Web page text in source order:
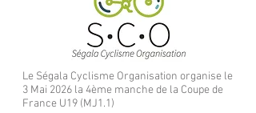
vers 10h45 sur la place de la Mairie de
Valderiès. Dès le départ, de nombreux
Le Ségala Cyclisme Organisation organise le
3 Mai 2026 la 4ème manche de la Coupe de
France U19 (MJ1.1)